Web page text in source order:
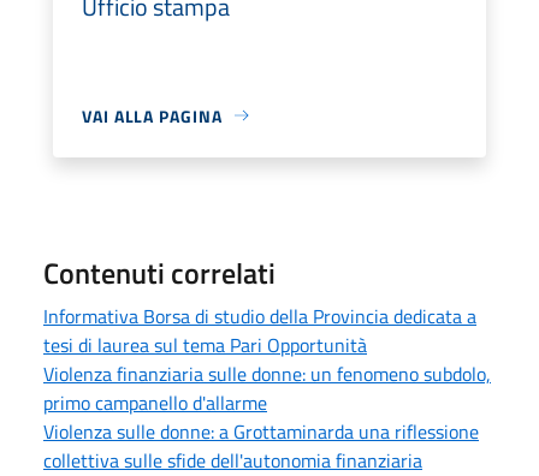
VAI ALLA PAGINA
Contenuti correlati
Informativa Borsa di studio della Provincia dedicata a
tesi di laurea sul tema Pari Opportunità
Violenza finanziaria sulle donne: un fenomeno subdolo,
primo campanello d'allarme
Violenza sulle donne: a Grottaminarda una riflessione
collettiva sulle sfide dell'autonomia finanziaria